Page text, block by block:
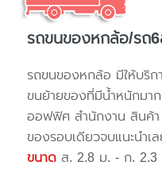
รถขนของหกล้อ/รถ
รถขนของหกล้อ มีให้บริ
ขนย้ายของที่มีน้ำหนักมา
ออฟฟิศ สำนักงาน สินค้
ของรอบเดียวจบแนะนำเ
ขนาด ส. 2.8 ม. - ก.